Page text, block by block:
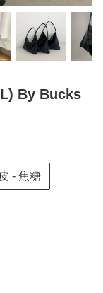
By Bucks
- 焦糖